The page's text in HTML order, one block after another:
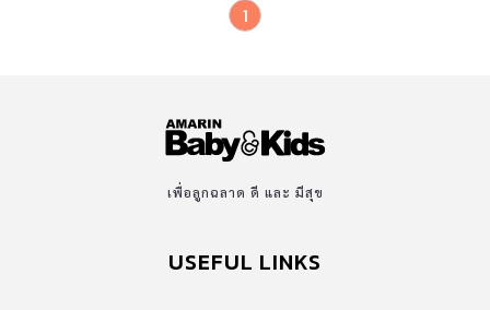
1
เพื่อลูกฉลาด ดี และ มีสุข
USEFUL LINKS